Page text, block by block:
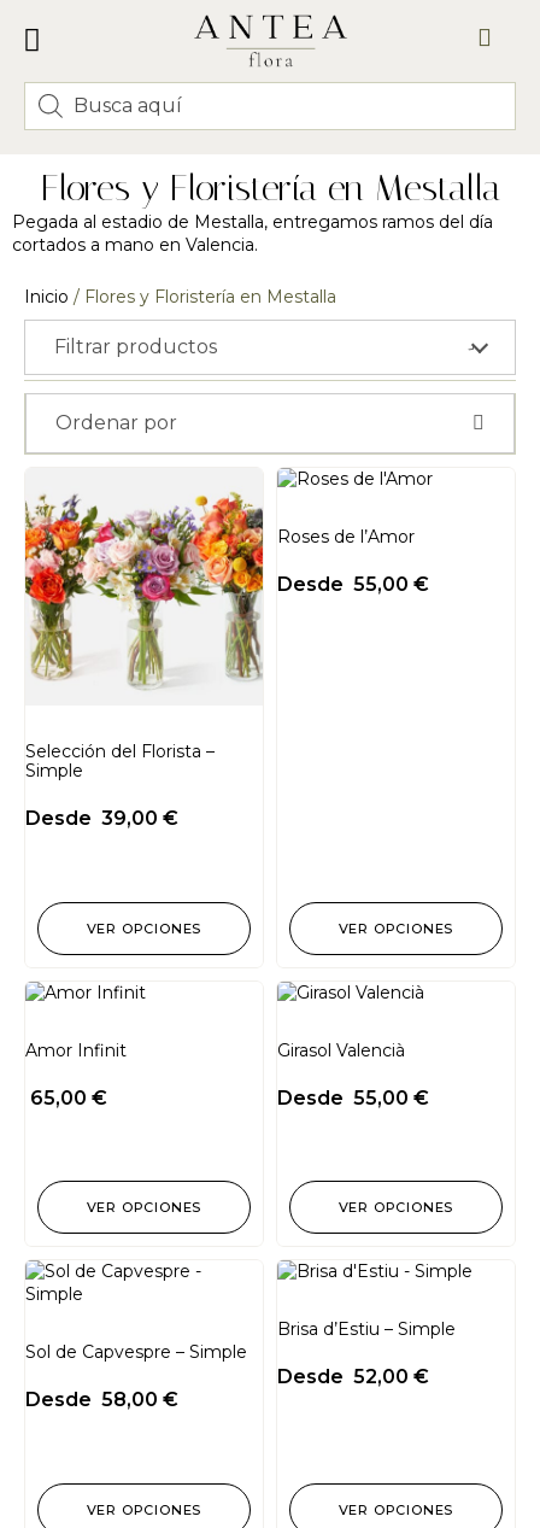
Flores y Floristería en Mestalla
Pegada al estadio de Mestalla, entregamos ramos del día
cortados a mano en Valencia.
Inicio / Flores y Floristería en Mestalla
Filtrar productos ›
Ordenar por
Selección del Florista –
Simple
Desde 39,00 €
VER OPCIONES
Roses de l’Amor
Desde 55,00 €
VER OPCIONES
Amor Infinit
65,00 €
VER OPCIONES
Girasol Valencià
Desde 55,00 €
VER OPCIONES
Sol de Capvespre – Simple
Desde 58,00 €
VER OPCIONES
Brisa d’Estiu – Simple
Desde 52,00 €
VER OPCIONES